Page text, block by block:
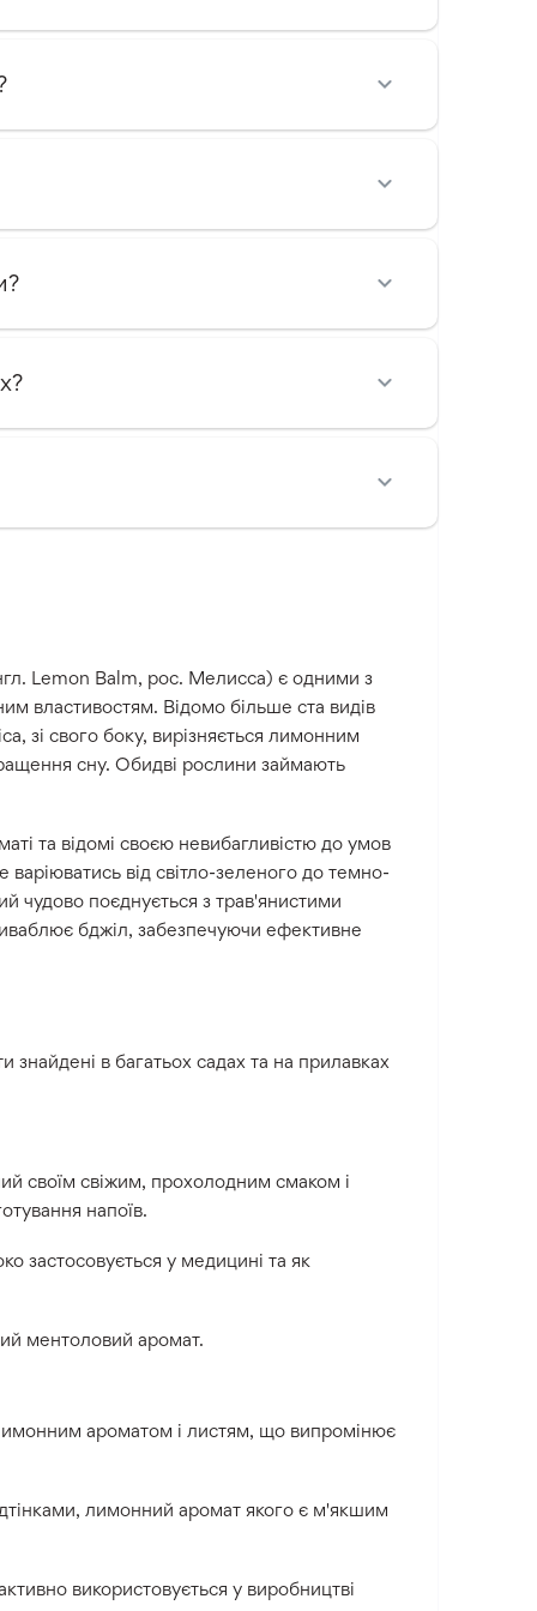
Lemon Balm, рос. Мелисса) є одними з
властивостям. Відомо більше ста видів
зі свого боку, вирізняється лимонним
сну. Обидві рослини займають
та відомі своєю невибагливістю до умов
від світло-зеленого до темно-
чудово поєднується з трав'янистими
бджіл, забезпечуючи ефективне
знайдені в багатьох садах та на прилавках
своїм свіжим, прохолодним смаком і
напоїв.
застосовується у медицині та як
ментоловий аромат.
ароматом і листям, що випромінює
лимонний аромат якого є м'якшим
використовується у виробництві